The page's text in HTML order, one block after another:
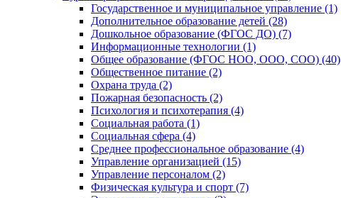
Государственное и муниципальное управление (1)
Дополнительное образование детей (28)
Дошкольное образование (ФГОС ДО) (7)
Информационные технологии (1)
Общее образование (ФГОС НОО, ООО, СОО) (40)
Общественное питание (2)
Охрана труда (2)
Пожарная безопасность (2)
Психология и психотерапия (4)
Социальная работа (1)
Социальная сфера (4)
Среднее профессиональное образование (4)
Управление организацией (15)
Управление персоналом (2)
Физическая культура и спорт (7)